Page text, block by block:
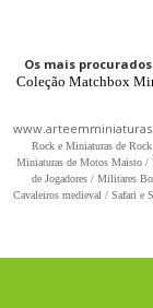
Os mais procurados
Coleção Matchbox
Rock e Miniaturas de Rock
Miniaturas de Motos Maisto /
de Jogadores / Militares
Cavaleiros medieval / Safari e